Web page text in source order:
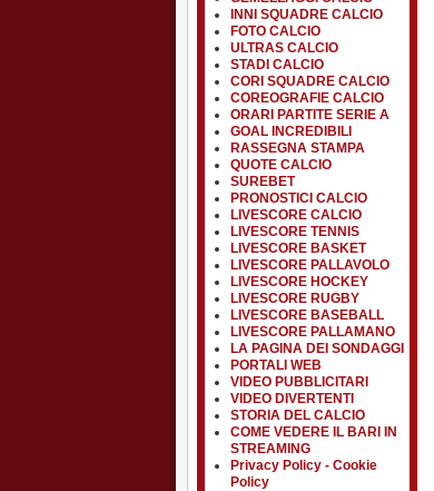
INNI SQUADRE CALCIO
FOTO CALCIO
ULTRAS CALCIO
STADI CALCIO
CORI SQUADRE CALCIO
COREOGRAFIE CALCIO
ORARI PARTITE SERIE A
GOAL INCREDIBILI
RASSEGNA STAMPA
QUOTE CALCIO
SUREBET
PRONOSTICI CALCIO
LIVESCORE CALCIO
LIVESCORE TENNIS
LIVESCORE BASKET
LIVESCORE PALLAVOLO
LIVESCORE HOCKEY
LIVESCORE RUGBY
LIVESCORE BASEBALL
LIVESCORE PALLAMANO
LA PAGINA DEI SONDAGGI
PORTALI WEB
VIDEO PUBBLICITARI
VIDEO DIVERTENTI
STORIA DEL CALCIO
COME VEDERE IL BARI IN
STREAMING
Privacy Policy - Cookie
Policy